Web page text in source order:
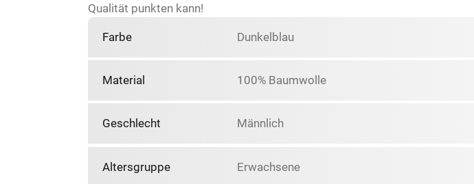
Qualität punkten kann!
Farbe Dunkelblau
Material 100% Baumwolle
Geschlecht Männlich
Altersgruppe Erwachsene